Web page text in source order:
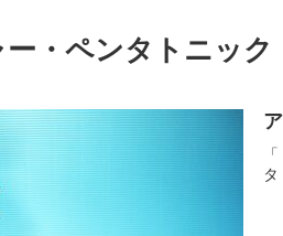
ー・ペンタトニック